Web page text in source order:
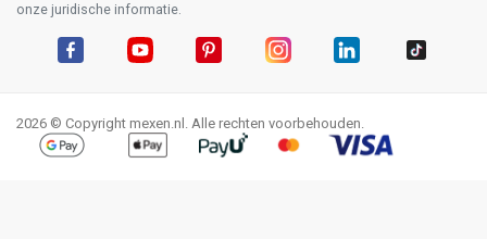
onze juridische informatie.
2026 © Copyright mexen.nl. Alle rechten voorbehouden.